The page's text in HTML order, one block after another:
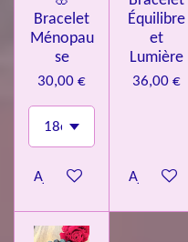
Bracelet
Ménopau
se
30,00 €
Ajouter au panier
Équilibre
et
Lumière
36,00 €
Ajouter